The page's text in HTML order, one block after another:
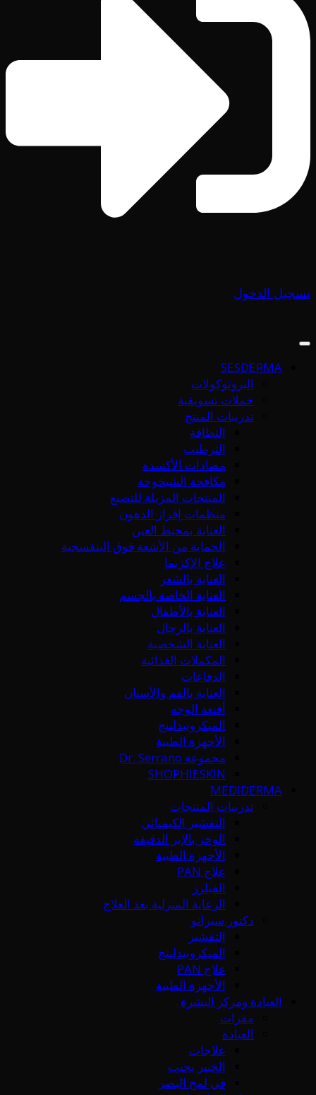
تسجيل الدخول
SESDERMA
البروتوكولات
حملات تسويقية
تدريبات المنتج
النظافة
الترطيب
مضادات الأكسدة
مكافحة الشيخوخة
المنتجات المزيلة للتصبغ
منظمات إفراز الدهون
العناية بمحيط العين
الحماية من الأشعة فوق البنفسجية
علاج الإكزيما
العناية بالشعر
العناية الخاصة بالجسم
العناية بالأطفال
العناية بالرجال
العناية الشخصية
المكملات الغذائية
الدفاعات
العناية بالفم والأسنان
أقنعة الوجه
الميكرونيدلينج
الأجهزة الطبية
مجموعة Dr. Serrano
SHOPHIESKIN
MEDIDERMA
تدريبات المنتجات
التقشير الكيميائي
الوخز بالإبر الدقيقة
الأجهزة الطبية
علاج PAN
الفيلرز
الرعاية المنزلية بعد العلاج
دكتور سيرانو
التقشير
الميكرونيدلينج
علاج PAN
الأجهزة الطبية
العيادة ومركز البشرة
مقرات
العيادة
علاجات
الخبير يجيب
في لمح البصر